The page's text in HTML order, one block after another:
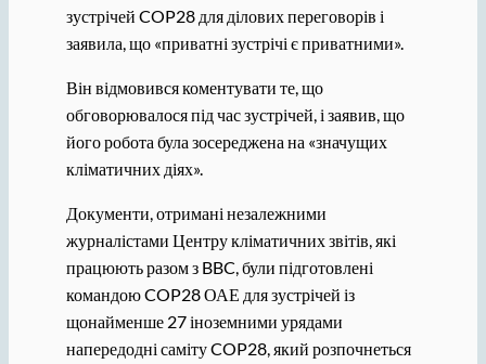
зустрічей COP28 для ділових переговорів і
заявила, що «приватні зустрічі є приватними».
Він відмовився коментувати те, що
обговорювалося під час зустрічей, і заявив, що
його робота була зосереджена на «значущих
кліматичних діях».
Документи, отримані незалежними
журналістами Центру кліматичних звітів, які
працюють разом з BBC, були підготовлені
командою COP28 ОАЕ для зустрічей із
щонайменше 27 іноземними урядами
напередодні саміту COP28, який розпочнеться